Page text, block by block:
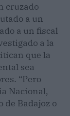
cruzado
a un
a un fiscal
a la
que la
sea
“Pero
Nacional,
de Badajoz o